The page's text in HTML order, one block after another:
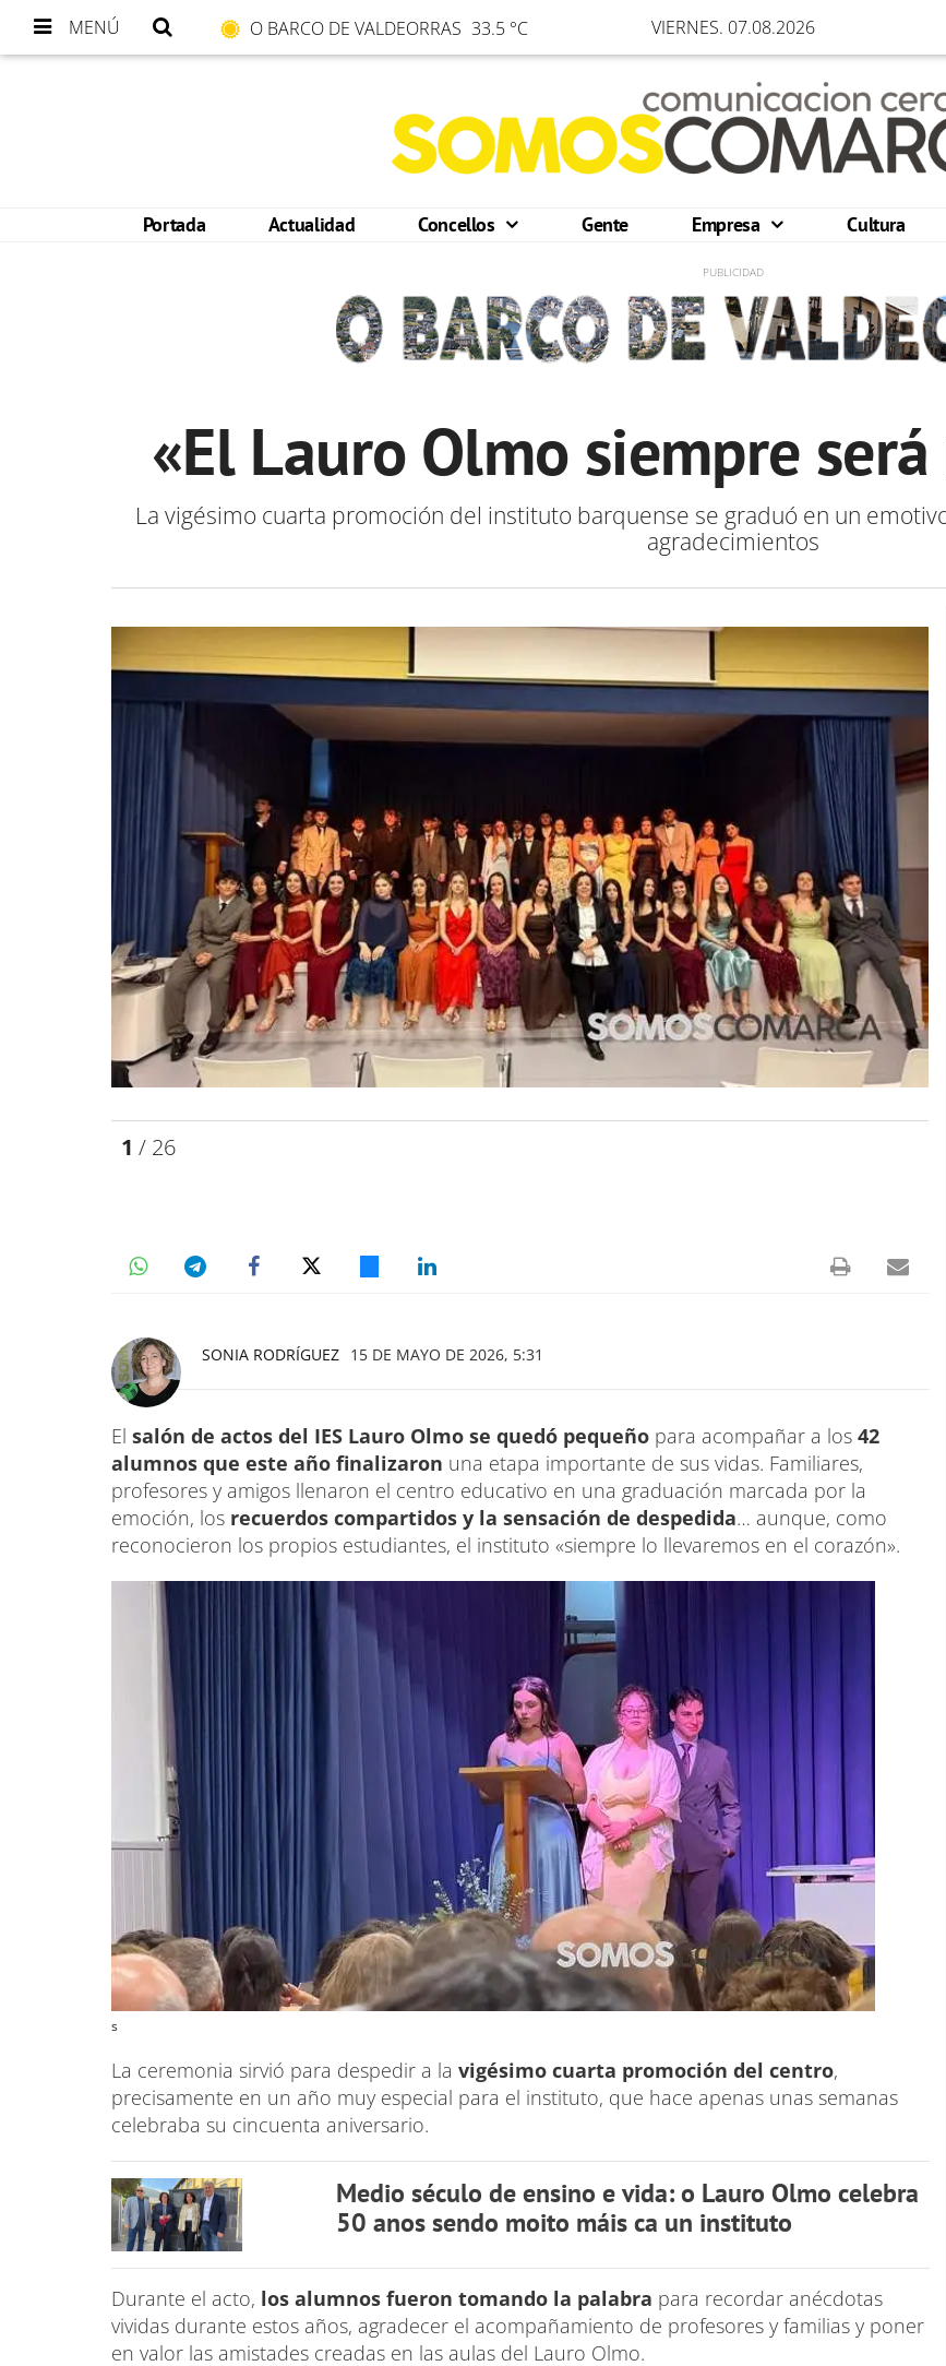
MENÚ O BARCO DE VALDEORRAS 33.5 °C VIERNES. 07.08.2026
Portada Actualidad Concellos Gente Empresa Cultura
«El Lauro Olmo siempre
La vigésimo cuarta promoción del instituto barquense se graduó en un
agradecimientos
1 / 26
SONIA RODRÍGUEZ 15 DE MAYO DE 2026, 5:31
El salón de actos del IES Lauro Olmo se quedó pequeño para acompañar a los 42
alumnos que este año finalizaron una etapa importante de sus vidas. Familiares,
profesores y amigos llenaron el centro educativo en una graduación marcada por la
emoción, los recuerdos compartidos y la sensación de despedida… aunque, como
reconocieron los propios estudiantes, el instituto «siempre lo llevaremos en el corazón».
s
La ceremonia sirvió para despedir a la vigésimo cuarta promoción del centro,
precisamente en un año muy especial para el instituto, que hace apenas unas semanas
celebraba su cincuenta aniversario.
Medio século de ensino e vida: o Lauro Olmo celebra
50 anos sendo moito máis ca un instituto
Durante el acto, los alumnos fueron tomando la palabra para recordar anécdotas
vividas durante estos años, agradecer el acompañamiento de profesores y familias y poner
en valor las amistades creadas en las aulas del Lauro Olmo.